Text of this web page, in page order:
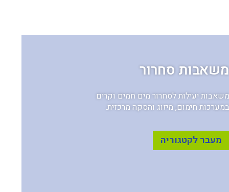
משאבות סחרור
משאבות יעילות לסחרור מים חמים וקרים
במערכות חימום, מיזוג והסקה מרכזית.
מעבר לקטגוריה